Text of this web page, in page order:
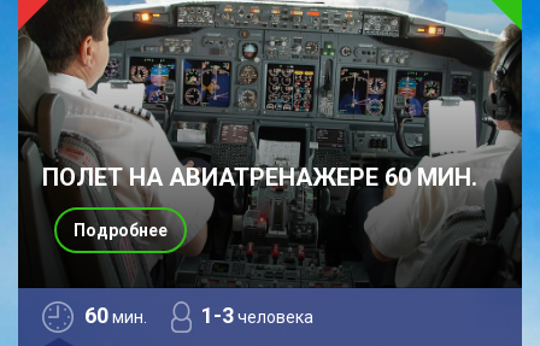
ПОЛЕТ НА АВИАТРЕНАЖЕРЕ 60 МИН.
60мин. 1-3человека
Подробнее